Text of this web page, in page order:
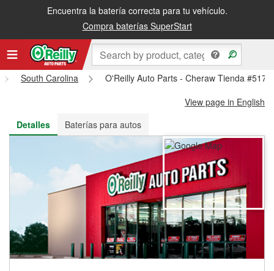
Encuentra la batería correcta para tu vehículo.
Compra baterías SuperStart
Recibe tu orden gratis al día siguiente o recógela en la tienda
South Carolina
O'Reilly Auto Parts - Cheraw Tienda #5178
View page in English
Detalles
Baterías para autos